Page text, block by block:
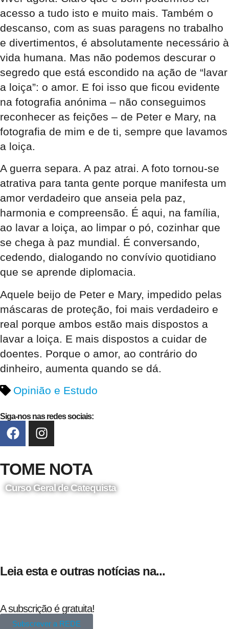
acesso a tudo isto e muito mais. Também o
descanso, com as suas paragens no trabalho
e divertimentos, é absolutamente necessário à
vida humana. Mas não podemos descurar o
segredo que está escondido na ação de “lavar
a loiça”: o amor. E foi isso que ficou evidente
na fotografia anónima – não conseguimos
reconhecer as feições – de Peter e Mary, na
fotografia de mim e de ti, sempre que lavamos
a loiça.
A guerra separa. A paz atrai. A foto tornou-se
atrativa para tanta gente porque manifesta um
amor verdadeiro que anseia pela paz,
harmonia e compreensão. É aqui, na família,
ao lavar a loiça, ao limpar o pó, cozinhar que
se chega à paz mundial. É conversando,
cedendo, dialogando no convívio quotidiano
que se aprende diplomacia.
Aquele beijo de Peter e Mary, impedido pelas
máscaras de proteção, foi mais verdadeiro e
real porque ambos estão mais dispostos a
lavar a loiça. E mais dispostos a cuidar de
doentes. Porque o amor, ao contrário do
dinheiro, aumenta quando se dá.
Opinião e Estudo
Siga-nos nas redes sociais:
TOME NOTA
Curso Geral de Catequista
Leia esta e outras notícias na...
A subscrição é gratuita!
Subscrever a REDE